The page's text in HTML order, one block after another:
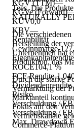
KGV (TTM)—
KGVe (Forward)
KUV0,0
KBV—
Rentabilität
Gewinnmarge-
Eigenkapitalrendite
ROCE104,1 %
FCF-Rendite-
Dividendenrendite
Risiko
Verschuldung /
Verschuldung /
Max. Drawdown
Tees. Die
NATURALLY
Die verschiedenen
Herstellung der
Unternehmen hat
Produktion, das
Durch die starke
Vermarktung der
Marktanteil
Fokus auf den
Vertriebskanäle
Commerce-